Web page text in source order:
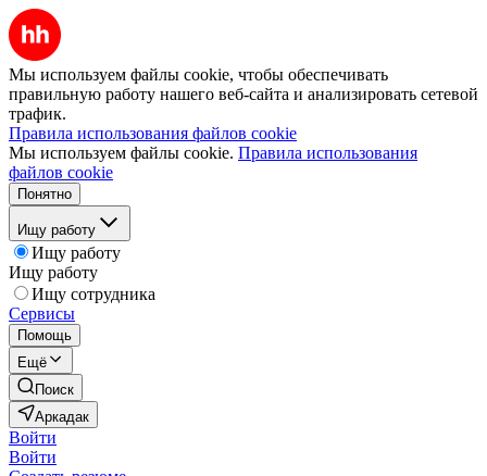
Мы используем файлы cookie, чтобы обеспечивать
правильную работу нашего веб-сайта и анализировать сетевой
трафик.
Правила использования файлов cookie
Мы используем файлы cookie. Правила использования
файлов cookie
Понятно
Ищу работу
Ищу работу
Ищу работу
Ищу сотрудника
Сервисы
Помощь
Ещё
Поиск
Аркадак
Войти
Войти